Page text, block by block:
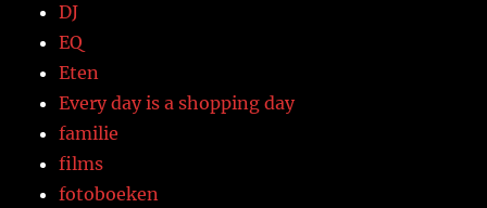
DJ
EQ
Eten
Every day is a shopping day
familie
films
fotoboeken